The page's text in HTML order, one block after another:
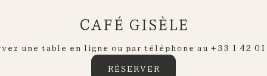
CAFÉ GISÈLE
une table en ligne ou par téléphone au +33 1 42
RÉSERVER